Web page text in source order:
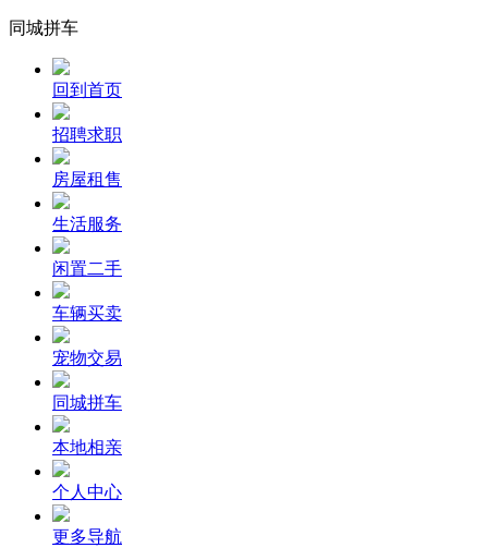
同城拼车
回到首页
招聘求职
房屋租售
生活服务
闲置二手
车辆买卖
宠物交易
同城拼车
本地相亲
个人中心
更多导航